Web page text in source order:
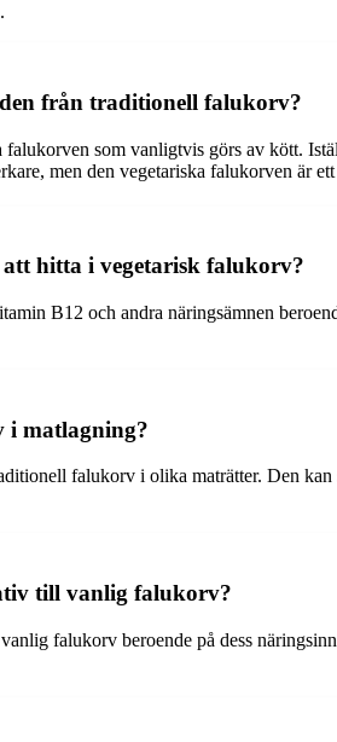
från traditionell falukorv?
som vanligtvis görs av kött.
men den vegetariska falukorven är
hitta i vegetarisk falukorv?
B12 och andra näringsämnen
i matlagning?
falukorv i olika maträtter. Den
till vanlig falukorv?
falukorv beroende på dess